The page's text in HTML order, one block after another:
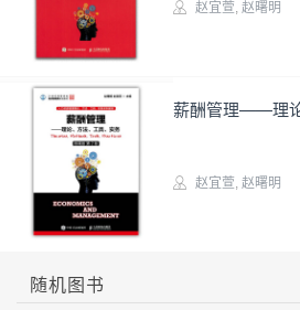
赵宜萱, 赵曙明
薪酬管理——理
赵宜萱, 赵曙明
随机图书